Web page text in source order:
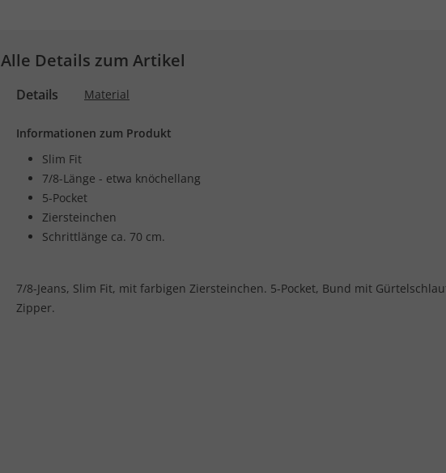
Alle Details zum Artikel
Details Material
Informationen zum Produkt
Slim Fit
7/8-Länge - etwa knöchellang
5-Pocket
Ziersteinchen
Schrittlänge ca. 70 cm.
7/8-Jeans, Slim Fit, mit farbigen Ziersteinchen. 5-Pocket, Bund mit
Zipper.